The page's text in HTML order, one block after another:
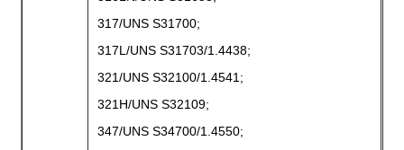
317/UNS S31700;
317L/UNS S31703/1.4438;
321/UNS S32100/1.4541;
321H/UNS S32109;
347/UNS S34700/1.4550;